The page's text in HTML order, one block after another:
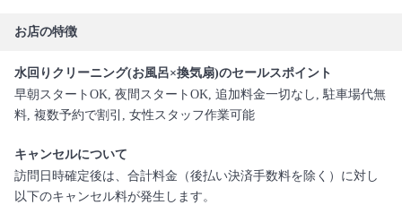
お店の特徴
水回りクリーニング(お風呂×換気扇)のセールスポイント
早朝スタートOK, 夜間スタートOK, 追加料金一切なし, 駐車場代無
料, 複数予約で割引, 女性スタッフ作業可能
キャンセルについて
訪問日時確定後は、合計料金（後払い決済手数料を除く）に対し
以下のキャンセル料が発生します。